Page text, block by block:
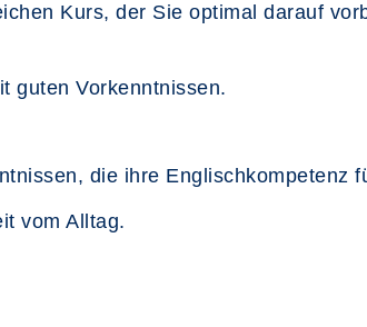
Kurs, der Sie optimal darauf
guten Vorkenntnissen.
die ihre Englischkompetenz
vom Alltag.